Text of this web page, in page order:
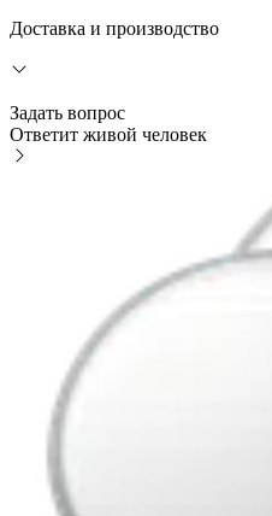
Доставка и производство
Задать вопрос
Ответит живой человек